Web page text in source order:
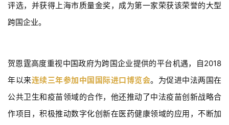
l
E
i
s
h
联
评选，并获得上海市质量金奖，成为第一家荣获该荣誉的大型
跨国企业。
贺恩霆高度重视中国政府为跨国企业提供的平台机遇，自2018
年以来连续三年参加中国国际进口博览会。为促进中法两国在
公共卫生和疫苗领域的合作，他还推动了中法疫苗创新战略合
作项目，积极推动数字化创新在医药健康领域的应用，不断加